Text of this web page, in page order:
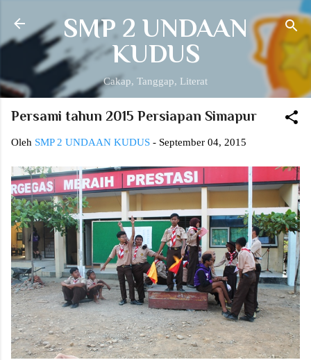
Langsung ke konten utama
SMP 2 UNDAAN
KUDUS
Cakap, Tanggap, Literat
Persami tahun 2015 Persiapan Simapur
Oleh SMP 2 UNDAAN KUDUS - September 04, 2015